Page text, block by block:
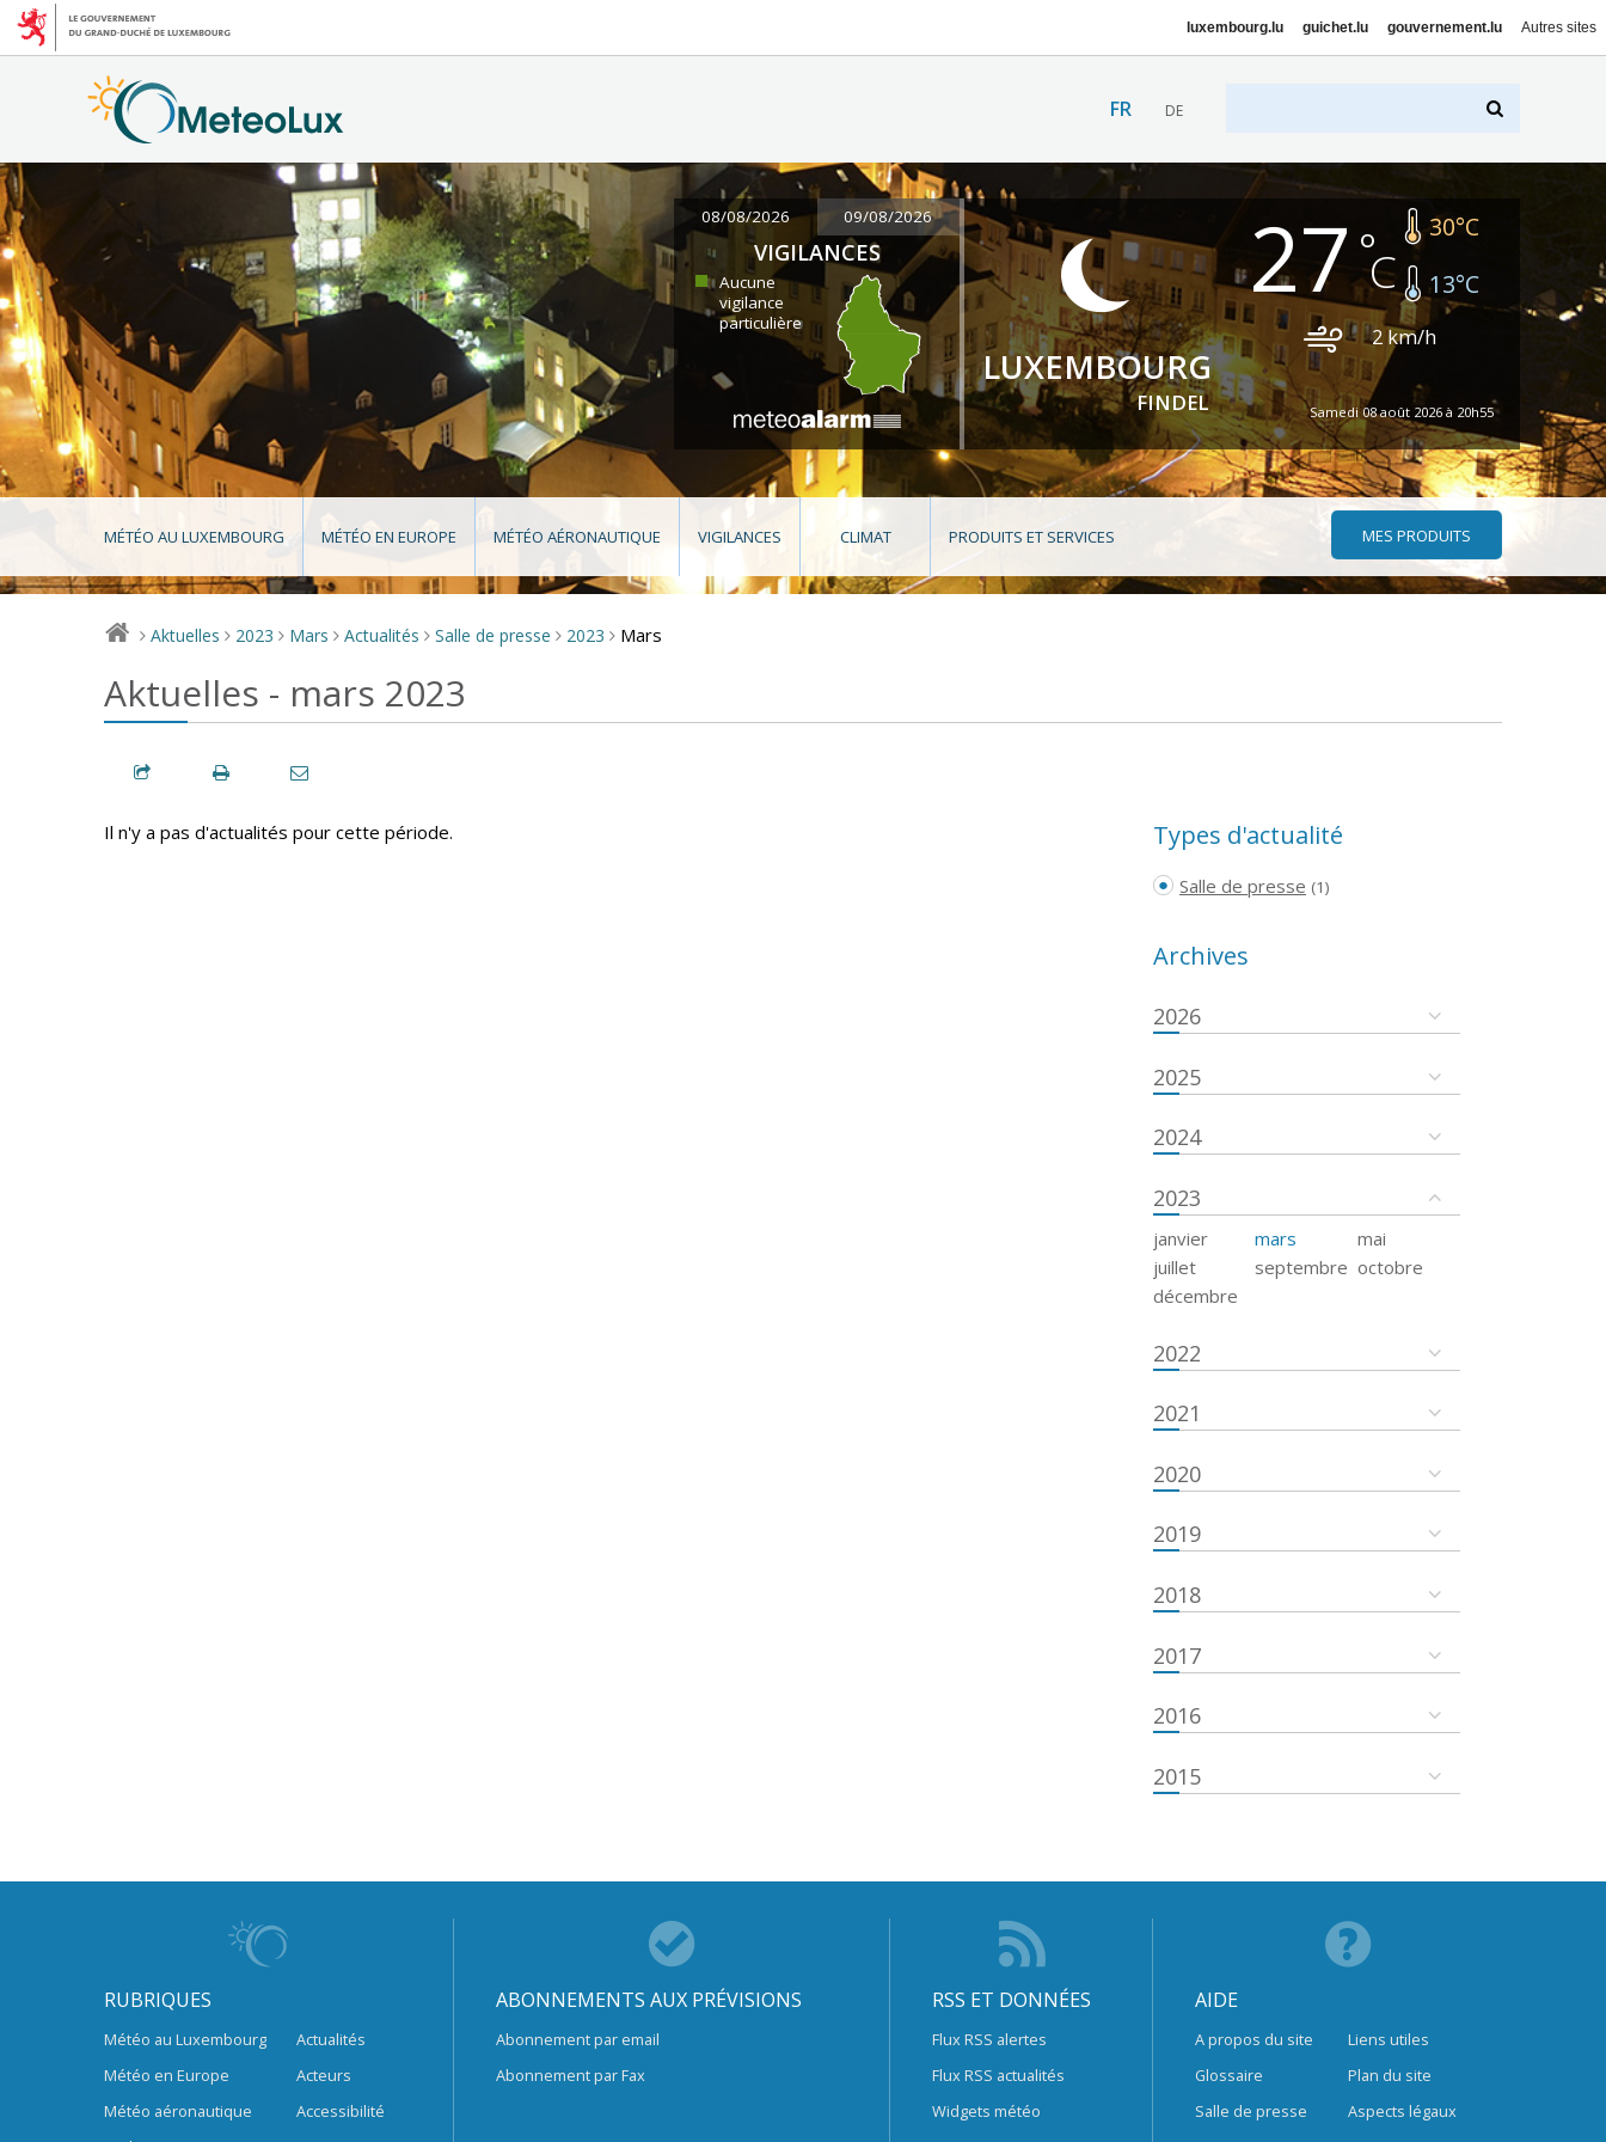
luxembourg.lu guichet.lu gouvernement.lu Autres sites
FR DE
08/08/2026 09/08/2026
VIGILANCES
Aucune
vigilance
particulière
LUXEMBOURG
FINDEL
27 30°C
13°C
2 km/h
Samedi 08 août 2026 à 20h55
MÉTÉO AU LUXEMBOURG MÉTÉO EN EUROPE MÉTÉO AÉRONAUTIQUE VIGILANCES CLIMAT PRODUITS ET SERVICES MES PRODUITS
> Aktuelles > 2023 > Mars > Actualités > Salle de presse > 2023 > Mars
Aktuelles - mars 2023
Il n'y a pas d'actualités pour cette période. Types d'actualité
Salle de presse (1)
Archives
2026
2025
2024
2023
janvier mars
mai
juillet
septembre octobre
décembre
2022
2021
2020
2019
2018
2017
2016
2015
RUBRIQUES
Météo au Luxembourg
Météo en Europe
Météo aéronautique
Actualités
Acteurs
Accessibilité
ABONNEMENTS AUX PRÉVISIONS
Abonnement par email
Abonnement par Fax
RSS ET DONNÉES
Flux RSS alertes
Flux RSS actualités
Widgets météo
AIDE
A propos du site
Glossaire
Salle de presse
Liens utiles
Plan du site
Aspects légaux